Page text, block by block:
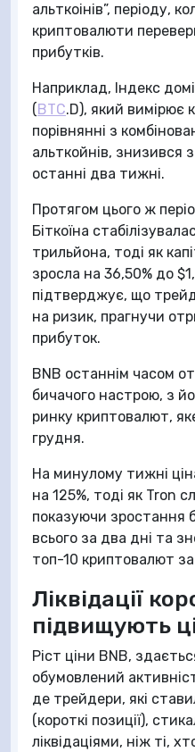
альткоінів”, періоду,
криптовалюти
прибутків.
Наприклад, Індекс
(BTC.D), який вимірює
порівнянні з
альткойнів, знизився
останні два тижні.
Протягом цього ж
Біткоїна
трильйона, тоді як
зросла на 36,50% до
підтверджує, що
на ризик, прагнучи
прибуток.
BNB останнім часом
бичачого настрою, з
ринку криптовалют,
грудня.
На минулому тижні
на 125%, тоді як Tron
показуючи зростання
всього за два дні та
топ-10 криптовалют за
Ліквідації
підвищують
Ріст ціни BNB,
обумовлений
де трейдери, які
(короткі позиції),
ліквідаціями, ніж ті,